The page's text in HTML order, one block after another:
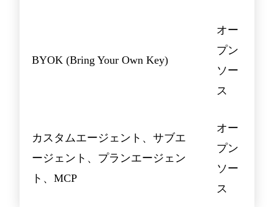
BYOK (Bring Your Own Key)
オー
プン
ソー
ス
カスタムエージェント、サブエ
ージェント、プランエージェン
ト、MCP
オー
プン
ソー
ス